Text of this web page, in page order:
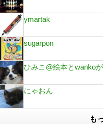
ymartak
sugarpon
ひみこ@絵本とwanko
にゃおん
も